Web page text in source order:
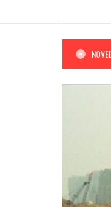
LA POLÍTICA CABE EN EL